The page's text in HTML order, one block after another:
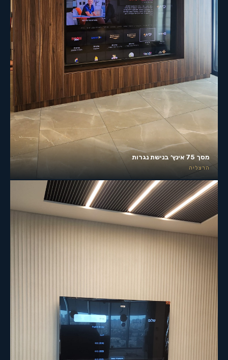
מסך 75 אינץ׳ בנישת נגרות
הרצליה